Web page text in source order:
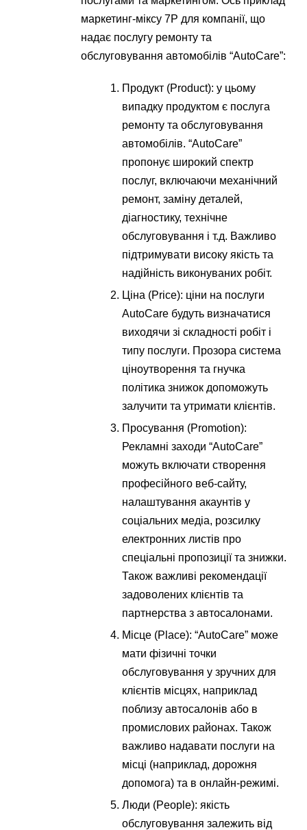
маркетинг-міксу 7P для компанії, що
надає послугу ремонту та
обслуговування автомобілів “AutoCare”:
Продукт (Product): у цьому
випадку продуктом є послуга
ремонту та обслуговування
автомобілів. “AutoCare”
пропонує широкий спектр
послуг, включаючи механічний
ремонт, заміну деталей,
діагностику, технічне
обслуговування і т.д. Важливо
підтримувати високу якість та
надійність виконуваних робіт.
Ціна (Price): ціни на послуги
AutoCare будуть визначатися
виходячи зі складності робіт і
типу послуги. Прозора система
ціноутворення та гнучка
політика знижок допоможуть
залучити та утримати клієнтів.
Просування (Promotion):
Рекламні заходи “AutoCare”
можуть включати створення
професійного веб-сайту,
налаштування акаунтів у
соціальних медіа, розсилку
електронних листів про
спеціальні пропозиції та знижки.
Також важливі рекомендації
задоволених клієнтів та
партнерства з автосалонами.
Місце (Place): “AutoCare” може
мати фізичні точки
обслуговування у зручних для
клієнтів місцях, наприклад
поблизу автосалонів або в
промислових районах. Також
важливо надавати послуги на
місці (наприклад, дорожня
допомога) та в онлайн-режимі.
Люди (People): якість
обслуговування залежить від